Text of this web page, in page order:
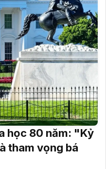
học 80 năm: "Kỷ
tham vọng bá